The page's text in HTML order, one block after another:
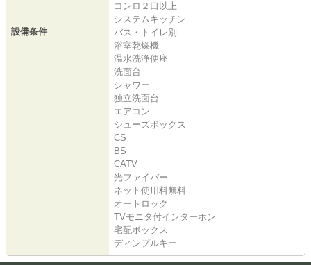
設備条件
コンロ２口以上
システムキッチン
バス・トイレ別
浴室乾燥機
温水洗浄便座
洗面台
シャワー
独立洗面台
エアコン
シューズボックス
CS
BS
CATV
光ファイバー
ネット使用料無料
オートロック
TVモニタ付インターホン
宅配ボックス
ディンプルキー